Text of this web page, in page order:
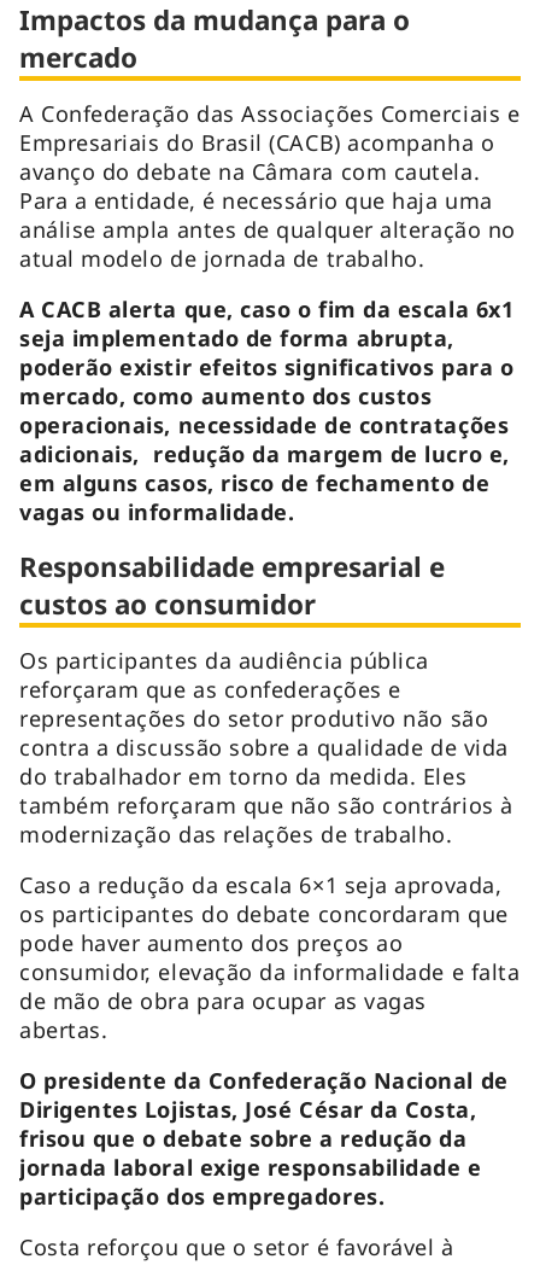
Impactos da mudança para o
mercado
A Confederação das Associações Comerciais e
Empresariais do Brasil (CACB) acompanha o
avanço do debate na Câmara com cautela.
Para a entidade, é necessário que haja uma
análise ampla antes de qualquer alteração no
atual modelo de jornada de trabalho.
A CACB alerta que, caso o fim da escala 6x1
seja implementado de forma abrupta,
poderão existir efeitos significativos para o
mercado, como aumento dos custos
operacionais, necessidade de contratações
adicionais, redução da margem de lucro e,
em alguns casos, risco de fechamento de
vagas ou informalidade.
Responsabilidade empresarial e
custos ao consumidor
Os participantes da audiência pública
reforçaram que as confederações e
representações do setor produtivo não são
contra a discussão sobre a qualidade de vida
do trabalhador em torno da medida. Eles
também reforçaram que não são contrários à
modernização das relações de trabalho.
Caso a redução da escala 6×1 seja aprovada,
os participantes do debate concordaram que
pode haver aumento dos preços ao
consumidor, elevação da informalidade e falta
de mão de obra para ocupar as vagas
abertas.
O presidente da Confederação Nacional de
Dirigentes Lojistas, José César da Costa,
frisou que o debate sobre a redução da
jornada laboral exige responsabilidade e
participação dos empregadores.
Costa reforçou que o setor é favorável à